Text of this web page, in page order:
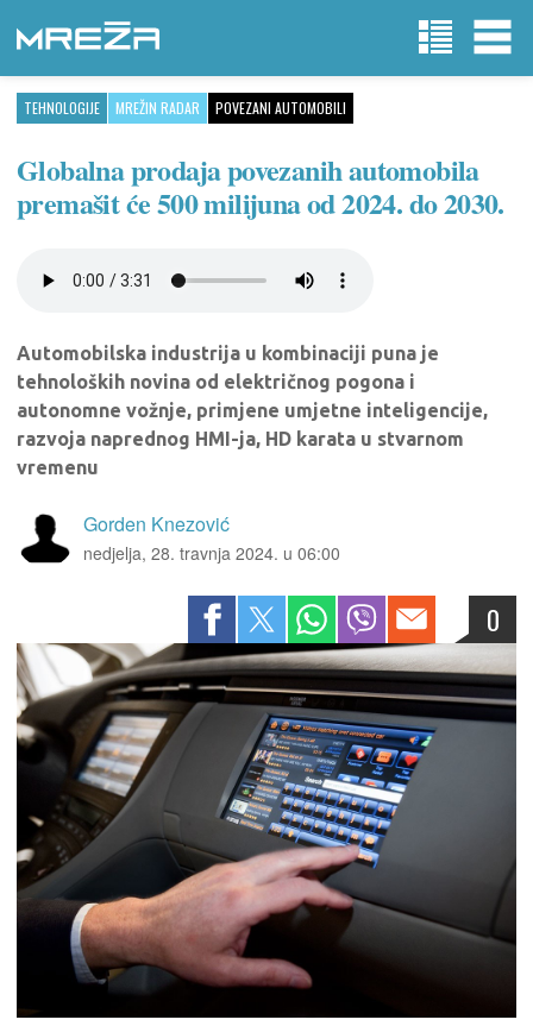
TEHNOLOGIJE MREŽIN RADAR POVEZANI AUTOMOBILI
Globalna prodaja povezanih automobila
premašit će 500 milijuna od 2024. do 2030.
Automobilska industrija u kombinaciji puna je
tehnoloških novina od električnog pogona i
autonomne vožnje, primjene umjetne inteligencije,
razvoja naprednog HMI-ja, HD karata u stvarnom
vremenu
Gorden Knezović
nedjelja, 28. travnja 2024. u 06:00
0